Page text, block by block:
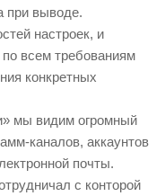
при выводе.
настроек, и
по всем требованиям
конкретных
мы видим огромный
каналов, аккаунтов
почты.
с конторой